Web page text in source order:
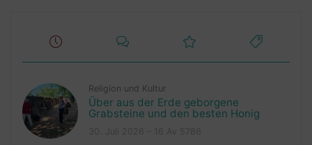
Religion und Kultur
Über aus der Erde geborgene
Grabsteine und den besten Honig